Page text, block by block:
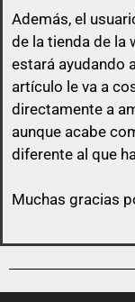
Además, el
de la tienda de la
estará ayudando
artículo le va a
directamente a
aunque acabe
diferente al que
Muchas gracias